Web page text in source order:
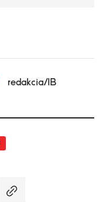
redakcia/IB